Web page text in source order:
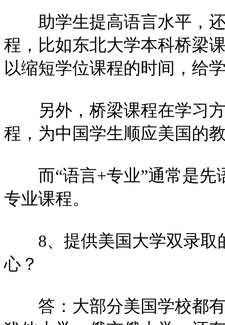
助学生提高语言水平，还
程，比如东北大学本科桥梁
以缩短学位课程的时间，给
另外，桥梁课程在学习方
程，为中国学生顺应美国的
而“语言+专业”通常是先
专业课程。
8、提供美国大学双录取
心？
答：大部分美国学校都有